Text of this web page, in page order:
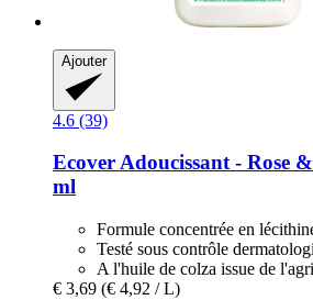
Ajouter
4.6 (39)
EcoverAdoucissant -​ Rose
ml
Formule concentrée en
Testé sous contrôle
A l'huile de colza issue de
€ 3,69 (€ 4,92 / L)